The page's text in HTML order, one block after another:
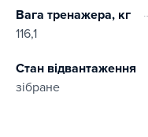
Вага тренажера, кг
116,1
Стан відвантаження
зібране